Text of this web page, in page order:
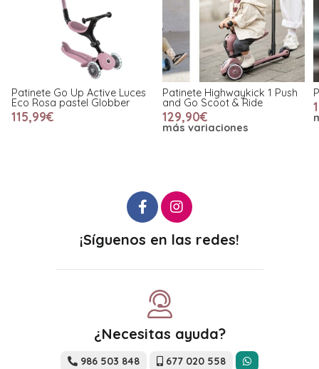
Patinete Highwaykick 1 Push
and Go Scoot & Ride
129,90€
Patinete Highwaykick One
109,90€
más variaciones
¡Síguenos en las redes!
¿Necesitas ayuda?
986 503 848
677 020 558